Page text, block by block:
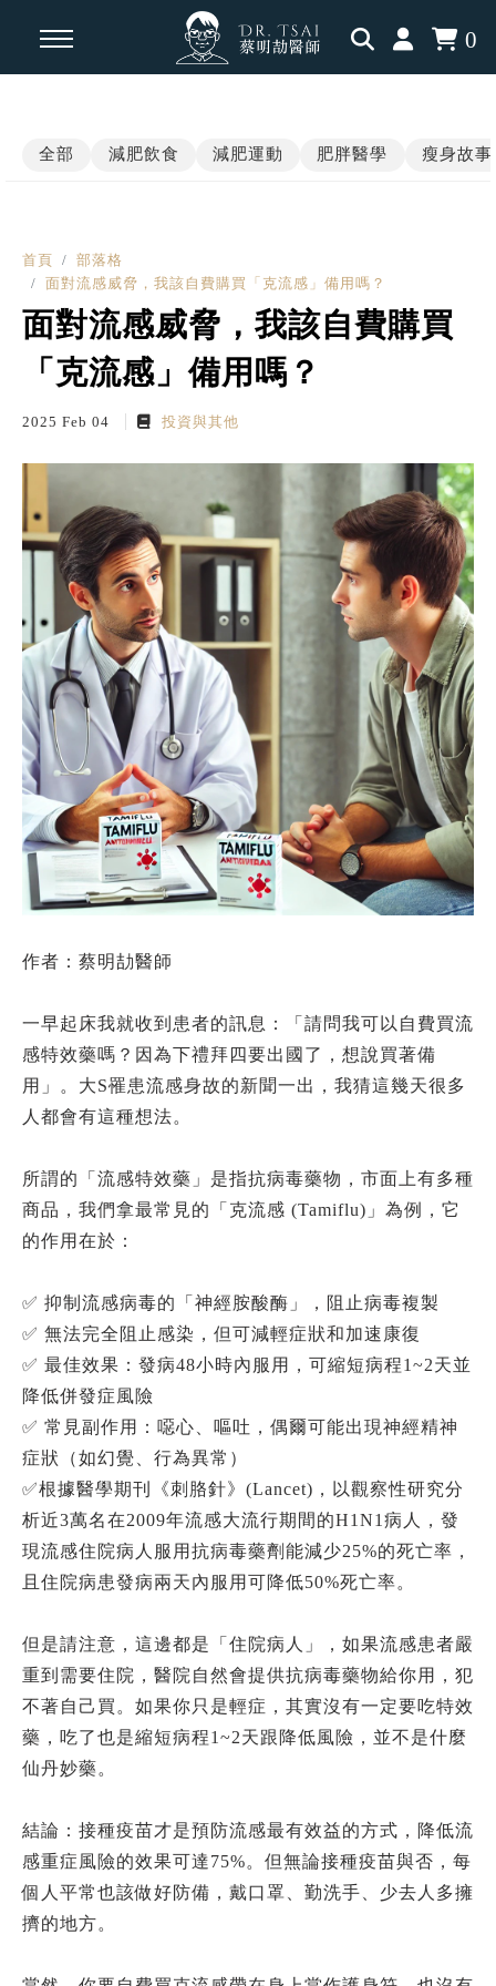
0
運動科學
認知升級
三高慢性病
全部 減肥飲食 減肥運動 肥胖醫學 瘦身故事
首頁
部落格
面對流感威脅，我該自費購買「克流感」備用嗎？
面對流感威脅，我該自費購買
「克流感」備用嗎？
2025 Feb 04 投資與其他
作者：蔡明劼醫師
一早起床我就收到患者的訊息：「請問我可以自費買流
感特效藥嗎？因為下禮拜四要出國了，想說買著備
用」。大S罹患流感身故的新聞一出，我猜這幾天很多
人都會有這種想法。
所謂的「流感特效藥」是指抗病毒藥物，市面上有多種
商品，我們拿最常見的「克流感 (Tamiflu)」為例，它
的作用在於：
✅ 抑制流感病毒的「神經胺酸酶」，阻止病毒複製
✅ 無法完全阻止感染，但可減輕症狀和加速康復
✅ 最佳效果：發病48小時內服用，可縮短病程1~2天並
降低併發症風險
✅ 常見副作用：噁心、嘔吐，偶爾可能出現神經精神
症狀（如幻覺、行為異常）​
✅根據醫學期刊《刺胳針》(Lancet)，以觀察性研究分
析近3萬名在2009年流感大流行期間的H1N1病人，發
現流感住院病人服用抗病毒藥劑能減少25%的死亡率，
且住院病患發病兩天內服用可降低50%死亡率。
但是請注意，這邊都是「住院病人」，如果流感患者嚴
重到需要住院，醫院自然會提供抗病毒藥物給你用，犯
不著自己買。如果你只是輕症，其實沒有一定要吃特效
藥，吃了也是縮短病程1~2天跟降低風險，並不是什麼
仙丹妙藥。
結論：接種疫苗才是預防流感最有效益的方式，降低流
感重症風險的效果可達75%。但無論接種疫苗與否，每
個人平常也該做好防備，戴口罩、勤洗手、少去人多擁
擠的地方。